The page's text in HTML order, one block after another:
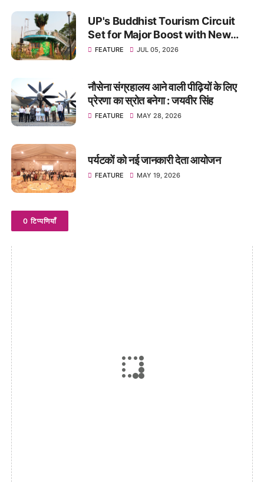
UP's Buddhist Tourism Circuit
Set for Major Boost with New
Theme Park in Kushinagar
FEATURE JUL 05, 2026
नौसेना संग्रहालय आने वाली पीढ़ियों के लिए
प्रेरणा का स्रोत बनेगा : जयवीर सिंह
FEATURE MAY 28, 2026
पर्यटकों को नई जानकारी देता आयोजन
FEATURE MAY 19, 2026
0 टिप्पणियाँ